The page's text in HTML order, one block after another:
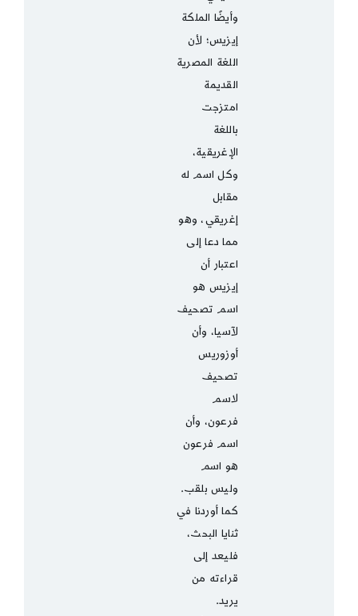
وأيضًا الملكة
إيزيس؛ لأن
اللغة المصرية
القديمة
امتزجت
باللغة
الإغريقية،
وكل اسم له
مقابل
إغريقي، وهو
مما دعا إلى
اعتبار أن
إيزيس هو
اسم تصحيف
لآسيا، وأن
أوزوريس
تصحيف
لاسم
فرعون، وأن
اسم فرعون
هو اسم
وليس بلقب.
كما أوردنا في
ثنايا البحث،
فليعد إلى
قراءته من
يريد.